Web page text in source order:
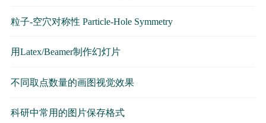
粒子-空穴对称性 Particle-Hole Symmetry
用Latex/Beamer制作幻灯片
不同取点数量的画图视觉效果
科研中常用的图片保存格式